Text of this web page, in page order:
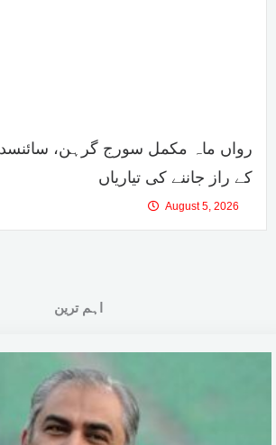
رواں ماہ مکمل سورج گرہن،
کے راز جاننے کی تیاریاں
August 5, 2026
اہم ترین